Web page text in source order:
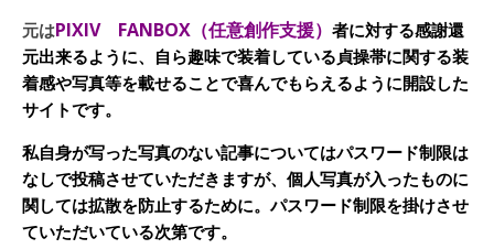
元はPIXIV FANBOX（任意創作支援） 者に対する感謝還
元出来るように、自ら趣味で装着している貞操帯に関する装
着感や写真等を載せることで喜んでもらえるように開設した
サイトです。
私自身が写った写真のない記事についてはパスワード制限は
なしで投稿させていただきますが、個人写真が入ったものに
関しては拡散を防止するために。パスワード制限を掛けさせ
ていただいている次第です。